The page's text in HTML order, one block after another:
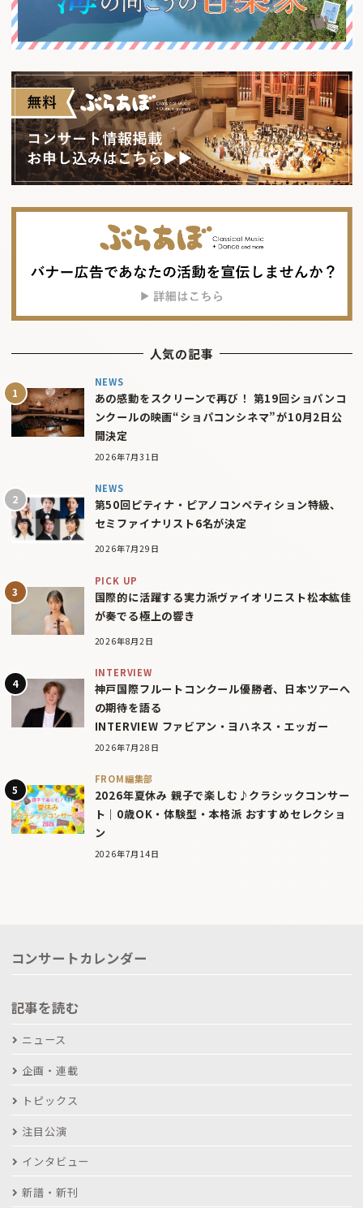
人気の記事
NEWS
あの感動をスクリーンで再び！ 第19回ショパンコ
ンクールの映画“ショパコンシネマ”が10月2日公
開決定
2026年7月31日
NEWS
第50回ピティナ・ピアノコンペティション特級、
セミファイナリスト6名が決定
2026年7月29日
PICK UP
国際的に活躍する実力派ヴァイオリニスト松本紘佳
が奏でる極上の響き
2026年8月2日
INTERVIEW
神戸国際フルートコンクール優勝者、日本ツアーへ
の期待を語る
INTERVIEW ファビアン・ヨハネス・エッガー
2026年7月28日
FROM編集部
2026年夏休み 親子で楽しむ♪クラシックコンサー
ト｜0歳OK・体験型・本格派 おすすめセレクショ
ン
2026年7月14日
コンサートカレンダー
記事を読む
ニュース
企画・連載
トピックス
注目公演
インタビュー
新譜・新刊